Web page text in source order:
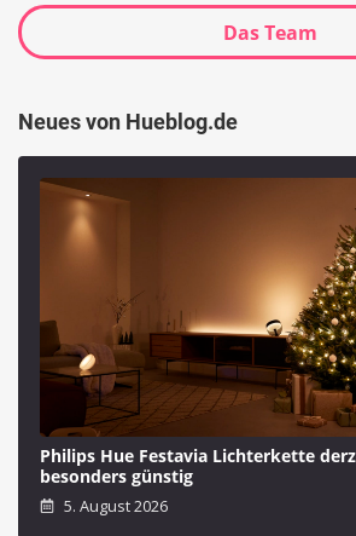
Das Team
Neues von Hueblog.de
Philips Hue Festavia Lichterkette
besonders günstig
5. August 2026